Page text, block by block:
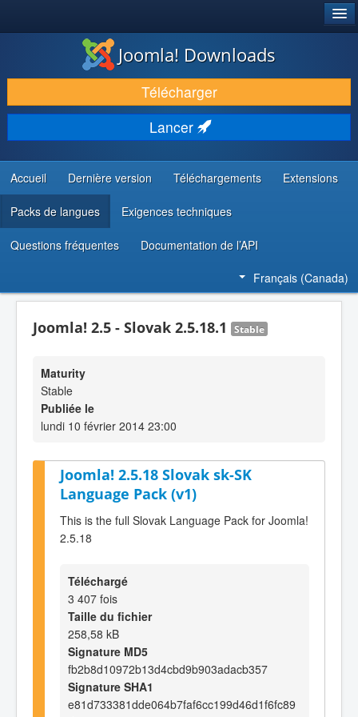
TÉLÉCHARGER & ENRICHIR
DÉCOUVRIR & APPRENDRE
COMMUNAUTÉ & SUPPORT
RESSOURCES DÉVELOPPEURS
Joomla! Downloads
Télécharger
Lancer
Accueil Dernière version Téléchargements Extensions
Packs de langues Exigences techniques
Questions fréquentes Documentation de l’API
Français (Canada)
Joomla! 2.5 - Slovak 2.5.18.1 Stable
Maturity
Stable
Publiée le
lundi 10 février 2014 23:00
Joomla! 2.5.18 Slovak sk-SK
Language Pack (v1)
This is the full Slovak Language Pack for Joomla!
2.5.18
Téléchargé
3 407 fois
Taille du fichier
258,58 kB
Signature MD5
fb2b8d10972b13d4cbd9b903adacb357
Signature SHA1
e81d733381dde064b7faf6cc199d46d1f6fc89